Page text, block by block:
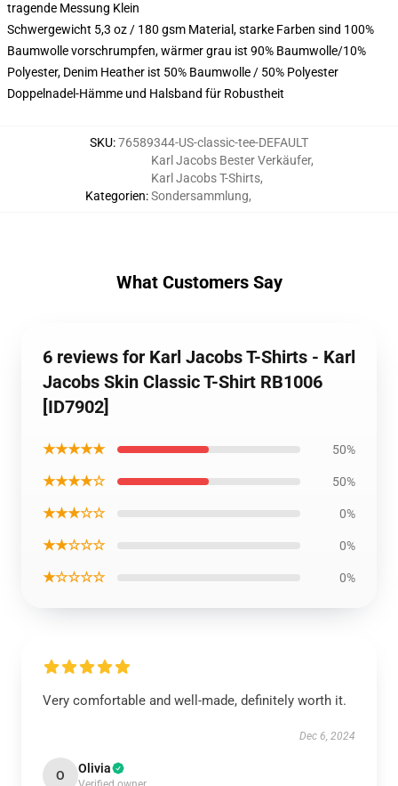
tragende Messung Klein
Schwergewicht 5,3 oz / 180 gsm Material, starke Farben sind 100%
Baumwolle vorschrumpfen, wärmer grau ist 90% Baumwolle/10%
Polyester, Denim Heather ist 50% Baumwolle / 50% Polyester
Doppelnadel-Hämme und Halsband für Robustheit
SKU:76589344-US-classic-tee-DEFAULT
Kategorien:
Karl Jacobs Bester Verkäufer,
Karl Jacobs T-Shirts,
Sondersammlung,
What Customers Say
6 reviews for Karl Jacobs T-Shirts - Karl
Jacobs Skin Classic T-Shirt RB1006
[ID7902]
★★★★★ 50%
★★★★☆ 50%
★★★☆☆ 0%
★★☆☆☆ 0%
★☆☆☆☆ 0%
Very comfortable and well-made, definitely worth it.
Dec 6, 2024
O Olivia